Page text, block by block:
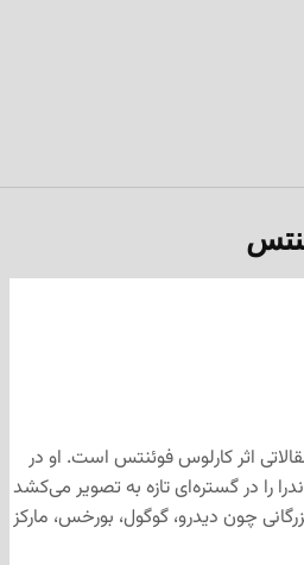
فوئنتس است. او در
تازه به تصویر می‌کشد
گوگول، بورخس، مارکز